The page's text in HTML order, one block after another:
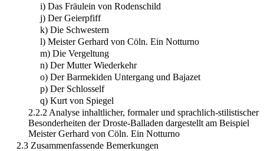
i) Das Fräulein von Rodenschild
j) Der Geierpfiff
k) Die Schwestern
l) Meister Gerhard von Cöln. Ein Notturno
m) Die Vergeltung
n) Der Mutter Wiederkehr
o) Der Barmekiden Untergang und Bajazet
p) Der Schlosself
q) Kurt von Spiegel
2.2.2 Analyse inhaltlicher, formaler und sprachlich-stilistischer
Besonderheiten der Droste-Balladen dargestellt am Beispiel
Meister Gerhard von Cöln. Ein Notturno
2.3 Zusammenfassende Bemerkungen